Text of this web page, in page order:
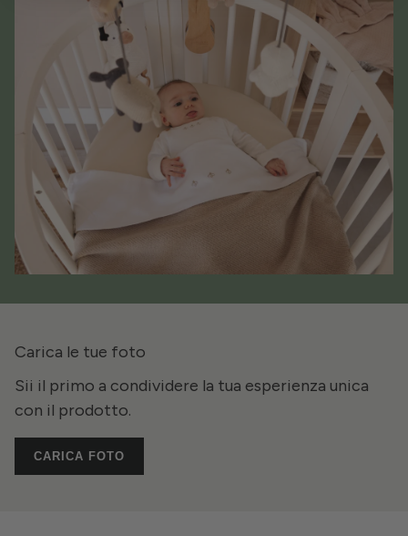
Carica le tue foto
Sii il primo a condividere la tua esperienza unica
con il prodotto.
CARICA FOTO